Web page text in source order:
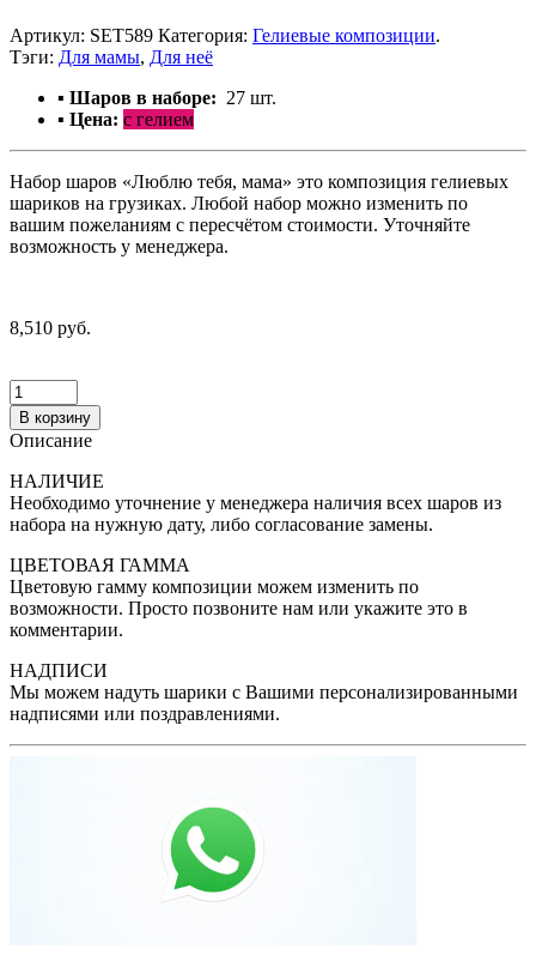
Артикул: SET589 Категория: Гелиевые композиции.
Тэги: Для мамы, Для неё
▪ Шаров в наборе: 27 шт.
▪ Цена: с гелием
Набор шаров «Люблю тебя, мама» это композиция гелиевых
шариков на грузиках. Любой набор можно изменить по
вашим пожеланиям с пересчётом стоимости. Уточняйте
возможность у менеджера.
8,510 руб.
В корзину
Описание
НАЛИЧИЕ
Необходимо уточнение у менеджера наличия всех шаров из
набора на нужную дату, либо согласование замены.
ЦВЕТОВАЯ ГАММА
Цветовую гамму композиции можем изменить по
возможности. Просто позвоните нам или укажите это в
комментарии.
НАДПИСИ
Мы можем надуть шарики с Вашими персонализированными
надписями или поздравлениями.